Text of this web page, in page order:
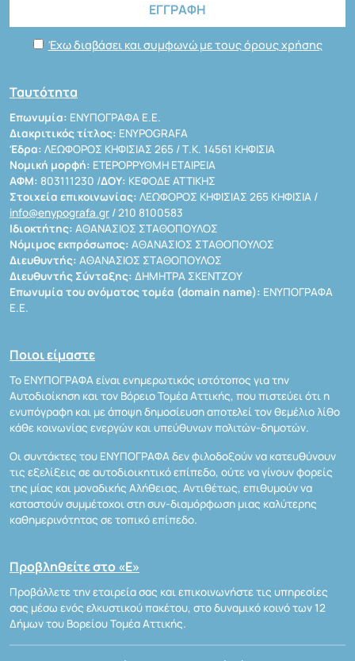
Έχω διαβάσει και συμφωνώ με τους όρους χρήσης
Ταυτότητα
Επωνυμία: ΕΝΥΠΟΓΡΑΦΑ Ε.Ε.
Διακριτικός τίτλος: ENYPOGRAFA
Έδρα: ΛΕΩΦΟΡΟΣ ΚΗΦΙΣΙΑΣ 265 / Τ.Κ. 14561 ΚΗΦΙΣΙΑ
Νομική μορφή: ΕΤΕΡΟΡΡΥΘΜΗ ΕΤΑΙΡΕΙΑ
ΑΦΜ: 803111230 /ΔΟΥ: ΚΕΦΟΔΕ ΑΤΤΙΚΗΣ
Στοιχεία επικοινωνίας: ΛΕΩΦΟΡΟΣ ΚΗΦΙΣΙΑΣ 265 ΚΗΦΙΣΙΑ /
info@enypografa.gr / 210 8100583
Ιδιοκτήτης: ΑΘΑΝΑΣΙΟΣ ΣΤΑΘΟΠΟΥΛΟΣ
Νόμιμος εκπρόσωπος: ΑΘΑΝΑΣΙΟΣ ΣΤΑΘΟΠΟΥΛΟΣ
Διευθυντής: ΑΘΑΝΑΣΙΟΣ ΣΤΑΘΟΠΟΥΛΟΣ
Διευθυντής Σύνταξης: ΔΗΜΗΤΡΑ ΣΚΕΝΤΖΟΥ
Επωνυμία του ονόματος τομέα (domain name): ΕΝΥΠΟΓΡΑΦΑ
Ε.Ε.
Ποιοι είμαστε
Το ΕΝΥΠΟΓΡΑΦΑ είναι ενημερωτικός ιστότοπος για την
Αυτοδιοίκηση και τον Βόρειο Τομέα Αττικής, που πιστεύει ότι η
ενυπόγραφη και με άποψη δημοσίευση αποτελεί τον θεμέλιο λίθο
κάθε κοινωνίας ενεργών και υπεύθυνων πολιτών-δημοτών.
Οι συντάκτες του ΕΝΥΠΟΓΡΑΦΑ δεν φιλοδοξούν να κατευθύνουν
τις εξελίξεις σε αυτοδιοικητικό επίπεδο, ούτε να γίνουν φορείς
της μίας και μοναδικής Αλήθειας. Αντιθέτως, επιθυμούν να
καταστούν συμμέτοχοι στη συν-διαμόρφωση μιας καλύτερης
καθημερινότητας σε τοπικό επίπεδο.
Προβληθείτε στο «Ε»
Προβάλλετε την εταιρεία σας και επικοινωνήστε τις υπηρεσίες
σας μέσω ενός ελκυστικού πακέτου, στο δυναμικό κοινό των 12
Δήμων του Βορείου Τομέα Αττικής.